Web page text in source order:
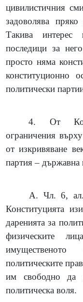
цивилистичния
задоволява
Такива интерес
последици за
просто няма
конституционно
политически
4. От
ограничения
от изкривяване
партия – държавна
А. Чл. 6,
Конституцията
даренията за
физическите
политическите
им свободно да
политическа воля.